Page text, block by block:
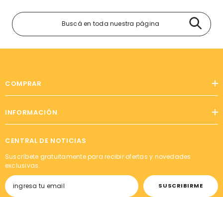
COMPRAR
INFORMACIÓN
CENTRAL DE NOTICIAS
Suscríbete gratuitamente para recibir ofertas y novedades
exclusivas.
SUSCRIBIRME